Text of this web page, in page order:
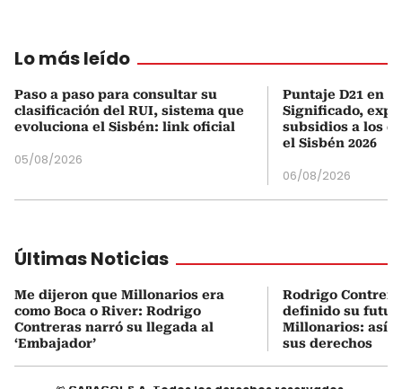
Lo más leído
Paso a paso para consultar su
clasificación del RUI, sistema que
evoluciona el Sisbén: link oficial
05/08/2026
Puntaje D21 en
Significado,
subsidios a los
el Sisbén 2026
06/08/2026
Últimas Noticias
Me dijeron que Millonarios era
como Boca o River: Rodrigo
Contreras narró su llegada al
‘Embajador’
Rodrigo
definido su
Millonarios: así
sus derechos